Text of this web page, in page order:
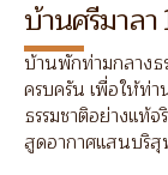
บ้านศรีมาลา
บ้านพักท่ามกลางธ
ครบครัน เพื่อให้ท่
ธรรมชาติอย่างแท้
สูดอากาศแสนบริสุ